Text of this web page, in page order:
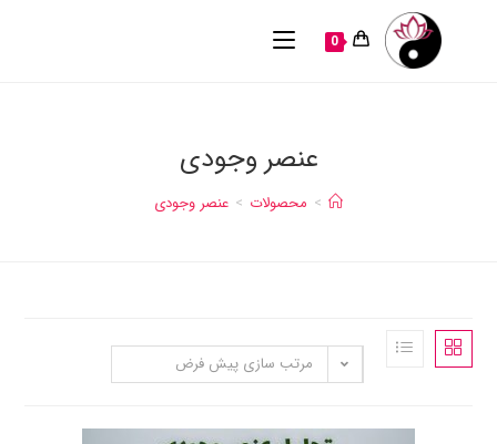
0
عنصر وجودی
محصولات > عنصر وجودی
مرتب سازی پیش فرض